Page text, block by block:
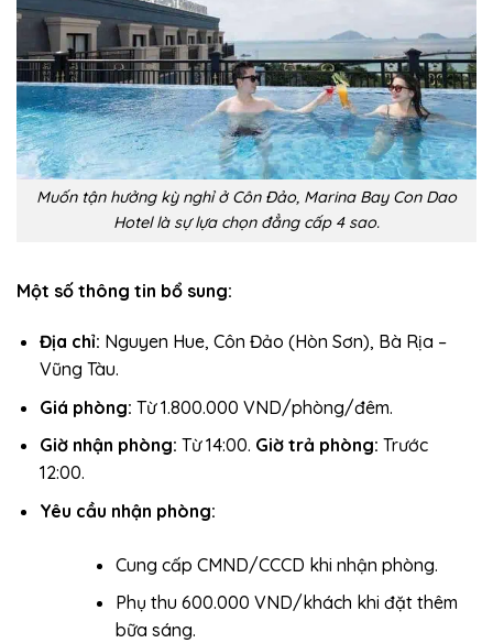
Muốn tận hưởng kỳ nghỉ ở Côn Đảo, Marina Bay Con Dao
Hotel là sự lựa chọn đẳng cấp 4 sao.
Một số thông tin bổ sung:
Địa chỉ: Nguyen Hue, Côn Đảo (Hòn Sơn), Bà Rịa –
Vũng Tàu.
Giá phòng: Từ 1.800.000 VND/phòng/đêm.
Giờ nhận phòng: Từ 14:00. Giờ trả phòng: Trước
12:00.
Yêu cầu nhận phòng:
Cung cấp CMND/CCCD khi nhận phòng.
Phụ thu 600.000 VND/khách khi đặt thêm
bữa sáng.